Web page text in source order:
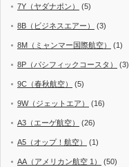
7Y（ヤダナポン） (5)
8B（ビジネスエアー） (3)
8M（ミャンマー国際航空） (1)
8P（パシフィックコースタ） (3)
9C（春秋航空） (5)
9W（ジェットエア） (16)
A3（エーゲ航空） (26)
A5（オップ！航空） (1)
AA（アメリカン航空 1） (50)